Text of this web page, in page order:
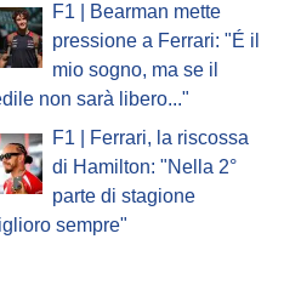
F1 | Bearman mette
pressione a Ferrari: "É il
mio sogno, ma se il
non sarà libero..."
F1 | Ferrari, la riscossa
di Hamilton: "Nella 2°
parte di stagione
sempre"